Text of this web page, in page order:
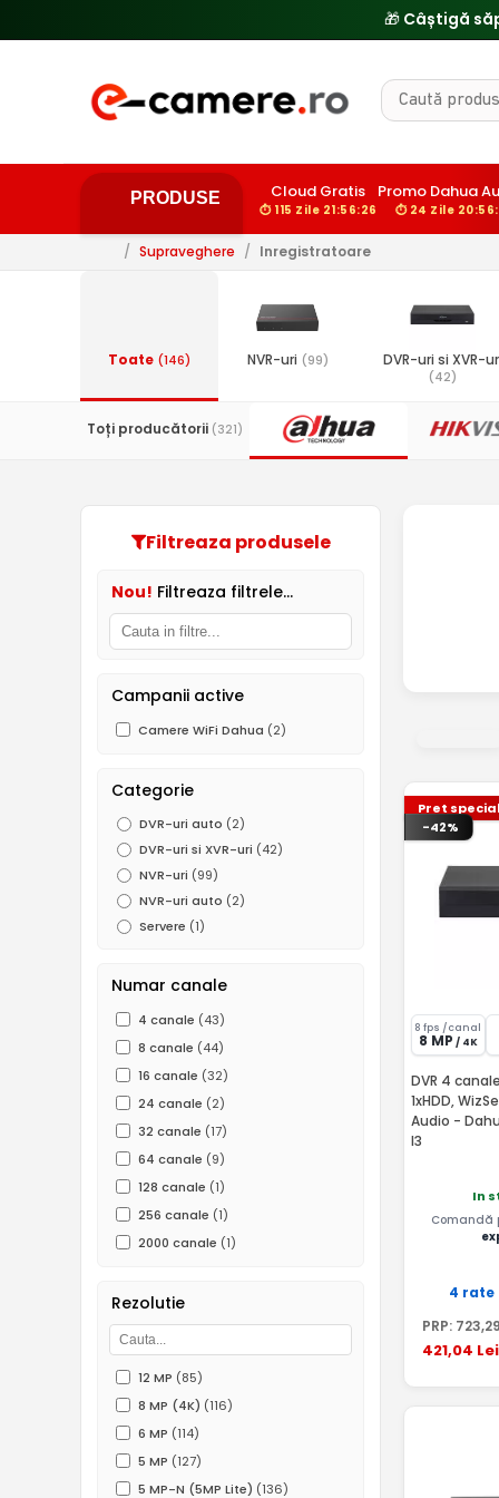
PRODUSE Cloud Gratis
⏱ 115 Zile 21:56:25
Promo Dahua
⏱ 24 Zile
/ Supraveghere / Inregistratoare
Toate (146) NVR-uri (99) DVR-uri si XVR-
(42)
Toți producătorii (321)
Filtreaza produsele
Nou! Filtreaza filtrele...
Campanii active
Camere WiFi Dahua (2)
Categorie
DVR-uri auto (2)
DVR-uri si XVR-uri (42)
NVR-uri (99)
NVR-uri auto (2)
Servere (1)
Numar canale
4 canale (43)
8 canale (44)
16 canale (32)
24 canale (2)
32 canale (17)
64 canale (9)
128 canale (1)
256 canale (1)
2000 canale (1)
Rezolutie
12 MP (85)
8 MP (4K) (116)
6 MP (114)
5 MP (127)
5 MP-N (5MP Lite) (136)
Pret
-42%
8 fps /canal
8 MP / 4K
DVR 4
1xHDD,
Audio -
I3
In
Comandă
4 rate
PRP: 723
421,04 Lei